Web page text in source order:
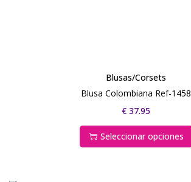
Blusas/Corsets
Blusa Colombiana Ref-1458
€ 37.95
Seleccionar opciones